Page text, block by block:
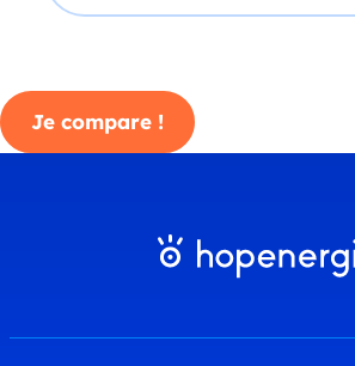
Je compare !